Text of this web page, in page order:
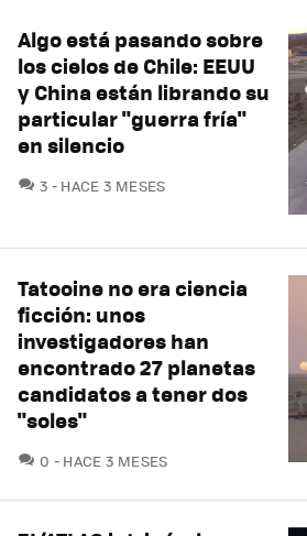
Algo está pasando sobre
los cielos de Chile: EEUU
y China están librando su
particular "guerra fría"
en silencio
3 COMENTARIOS
HACE 3 MESES
Tatooine no era ciencia
ficción: unos
investigadores han
encontrado 27 planetas
candidatos a tener dos
"soles"
0 COMENTARIOS
HACE 3 MESES